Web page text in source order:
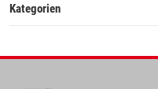
Kategorien